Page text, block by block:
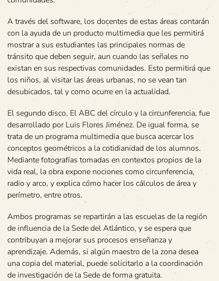
A través del software, los docentes de estas áreas contarán
con la ayuda de un producto multimedia que les permitirá
mostrar a sus estudiantes las principales normas de
tránsito que deben seguir, aun cuando las señales no
existan en sus respectivas comunidades. Esto permitirá que
los niños, al visitar las áreas urbanas, no se vean tan
desubicados, tal y como ocurre en la actualidad.
El segundo disco, El ABC del círculo y la circunferencia, fue
desarrollado por Luis Flores Jiménez. De igual forma, se
trata de un programa multimedia que busca acercar los
conceptos geométricos a la cotidianidad de los alumnos.
Mediante fotografías tomadas en contextos propios de la
vida real, la obra expone nociones como circunferencia,
radio y arco, y explica cómo hacer los cálculos de área y
perímetro, entre otros.
Ambos programas se repartirán a las escuelas de la región
de influencia de la Sede del Atlántico, y se espera que
contribuyan a mejorar sus procesos enseñanza y
aprendizaje. Además, si algún maestro de la zona desea
una copia del material, puede solicitarlo a la coordinación
de investigación de la Sede de forma gratuita.